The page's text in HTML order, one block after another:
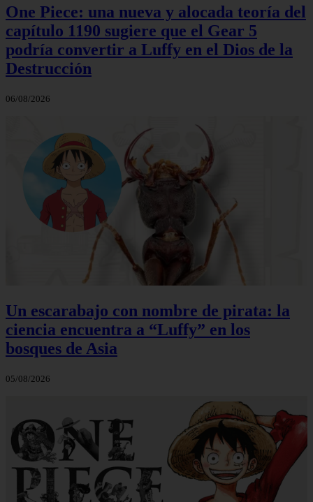
One Piece: una nueva y alocada teoría del
capítulo 1190 sugiere que el Gear 5
podría convertir a Luffy en el Dios de la
Destrucción
06/08/2026
Un escarabajo con nombre de pirata: la
ciencia encuentra a “Luffy” en los
bosques de Asia
05/08/2026